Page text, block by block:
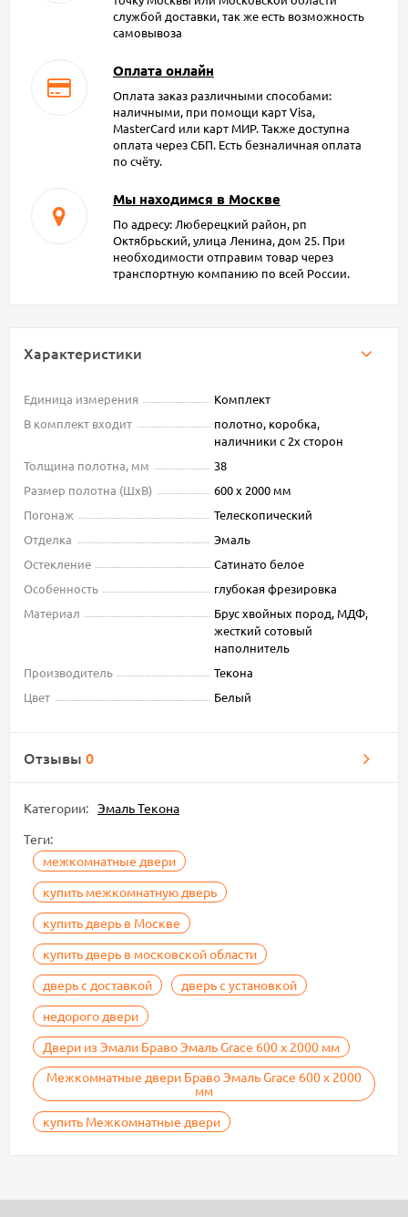
службой доставки, так же есть возможность
самовывоза
Оплата онлайн
Оплата заказ различными способами:
наличными, при помощи карт Visa,
MasterCard или карт МИР. Также доступна
оплата через СБП. Есть безналичная оплата
по счёту.
Мы находимся в Москве
По адресу: Люберецкий район, рп
Октябрьский, улица Ленина, дом 25. При
необходимости отправим товар через
транспортную компанию по всей России.
Характеристики
Единица измерения
Комплект
В комплект входит
полотно, коробка,
наличники с 2х сторон
Толщина полотна, мм
38
Размер полотна (ШxВ)
600 х 2000 мм
Погонаж
Телескопический
Отделка
Эмаль
Остекление
Сатинато белое
Особенность
глубокая фрезировка
Материал
Брус хвойных пород, МДФ,
жесткий сотовый
наполнитель
Производитель
Текона
Цвет
Белый
Отзывы 0
Категории: Эмаль Текона
Теги:
межкомнатные двери
купить межкомнатную дверь
купить дверь в Москве
купить дверь в московской области
дверь с доставкой
дверь с установкой
недорого двери
Двери из Эмали Браво Эмаль Grace 600 х 2000 мм
Межкомнатные двери Браво Эмаль Grace 600 х 2000
мм
купить Межкомнатные двери